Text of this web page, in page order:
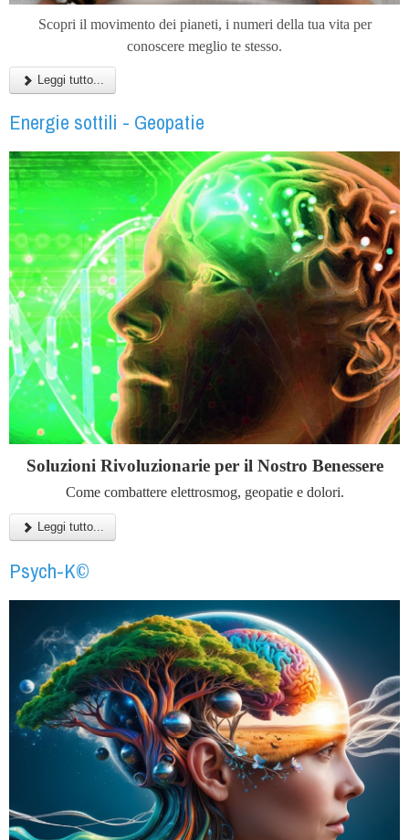
Scopri il movimento dei pianeti, i numeri della tua vita per
conoscere meglio te stesso.
Leggi tutto...
Energie sottili - Geopatie
Soluzioni Rivoluzionarie per il Nostro Benessere
Come combattere elettrosmog, geopatie e dolori.
Leggi tutto...
Psych-K©